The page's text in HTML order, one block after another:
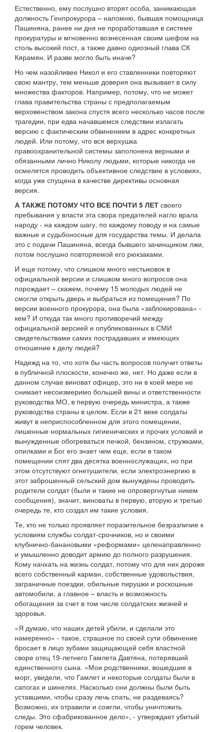
Естественно, ему послушно вторят особа, занимающая
должность Генпрокурора – напомню, бывшая помощница
Пашиняна, ранее ни дня не проработавшая в системе
прокуратуры и мгновенно вознесенная своим шефом на
столь высокий пост, а также давно одиозный глава СК
Кярамян. И разве могло быть иначе?
Но чем назойливее Никол и его ставленники повторяют
свою мантру, тем меньше доверия она вызывает в силу
множества факторов. Например, потому, что не может
глава правительства страны с предполагаемым
верховенством закона спустя всего несколько часов после
трагедии, при едва начавшемся следствии излагать
версию с фактическим обвинением в адрес конкретных
людей. Или потому, что вся верхушка
правоохранительной системы заполонена верными и
обязанными лично Николу людьми, которые никогда не
осмелятся проводить объективное следствие в условиях,
когда уже спущена в качестве директивы основная
версия.
А ТАКЖЕ ПОТОМУ ЧТО ВСЕ ПОЧТИ 5 ЛЕТ своего
пребывания у власти эта свора предателей нагло врала
народу - на каждом шагу, по каждому поводу и на самые
важные и судьбоносные для государства темы. И делала
это с подачи Пашиняна, всегда бывшего зачинщиком лжи,
потом послушно повторяемой его рюкзаками.
И еще потому, что слишком много нестыковок в
официальной версии и слишком много вопросов она
порождает – скажем, почему 15 молодых людей не
смогли открыть дверь и выбраться из помещения? По
версии военного прокурора, она была «заблокирована» -
кем? И откуда так много противоречий между
официальной версией и опубликованных в СМИ
свидетельствами самих пострадавших и имеющих
отношение к делу людей?
Надежд на то, что хотя бы часть вопросов получит ответы
в публичной плоскости, конечно же, нет. Но даже если в
данном случае виноват офицер, это ни в коей мере не
снимает несоизмеримо большей вины и ответственности
руководства МО, в первую очередь министра, а также
руководства страны в целом. Если в 21 веке солдаты
живут в неприспособленном для этого помещении,
лишенные нормальных гигиенических и прочих условий и
вынужденные обогреваться печкой, бензином, стружками,
опилками и Бог его знает чем еще, если в таком
помещении спят два десятка военнослужащих, но при
этом отсутствуют огнетушители, если электроэнергию в
этот заброшенный сельский дом вынуждены проводить
родители солдат (были и такие не опровергнутые никем
сообщения), значит, виноваты в первую, вторую и третью
очередь те, кто создал им такие условия.
Те, кто не только проявляет поразительное безразличие к
условиям службы солдат-срочников, но и своими
клубнично-банановыми «реформами» целенаправленно
и умышленно доводит армию до полного разрушения.
Кому начхать на жизнь солдат, потому что для них дороже
всего собственный карман, собственные удовольствия,
заграничные поездки, обильные пирушки и роскошные
автомобили, а главное – власть и возможность
обогащения за счет в том числе солдатских жизней и
здоровья.
«Я думаю, что наших детей убили, и сделали это
намеренно» - такое, страшное по своей сути обвинение
бросает в лицо зубами защищающей себя властной
своре отец 19-летнего Гамлета Давтяна, потерявший
единственного сына. «Мои родственники, вошедшие в
морг, увидели, что Гамлет и некоторые солдаты были в
сапогах и шинелях. Насколько они должны были быть
уставшими, чтобы сразу лечь спать, не раздеваясь?
Возможно, их отравили и сожгли, чтобы уничтожить
следы. Это сфабрикованное дело», - утверждает убитый
горем человек.